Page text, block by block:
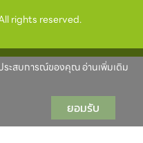
rights reserved.
ประสบการณ์ของคุณ อ่านเพิ่มเติม
ยอมรับ